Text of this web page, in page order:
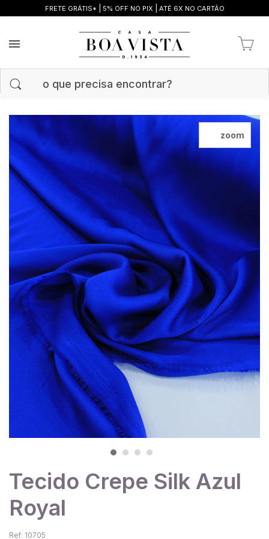
FRETE GRÁTIS* 5% OFF NO PIX ATÉ 6X NO CARTÃO
zoom
Tecido Crepe Silk Azul
Royal
Ref: 10705